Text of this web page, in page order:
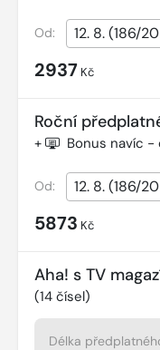
Od:
2937 Kč
Roční
+ Bonus navíc -
Od:
5873 Kč
Aha! s TV
(14 čísel)
Délka